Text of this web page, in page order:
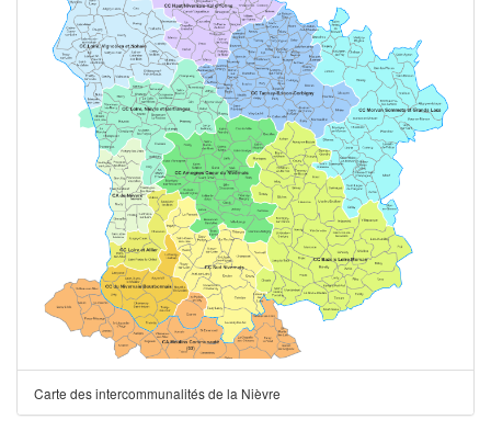
Carte des intercommunalités de la Nièvre